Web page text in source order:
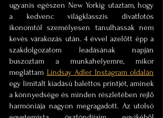
ugyanis egészen New Yorkig utaztam, hogy
a kedvenc világklasszis divatfotós
ikonomtól személyesen tanulhassak nem
kevés várakozás után. 4 évvel azelőtt épp a
szakdolgozatom leadásának napján
buszoztam a munkahelyemre, mikor
megláttam Lindsay Adler Instagram oldalán
egy limitált kiadású balettos printjét, aminek
a könnyedsége és minden részletében rejlő
harmóniája nagyon megragadott. Az utolsó